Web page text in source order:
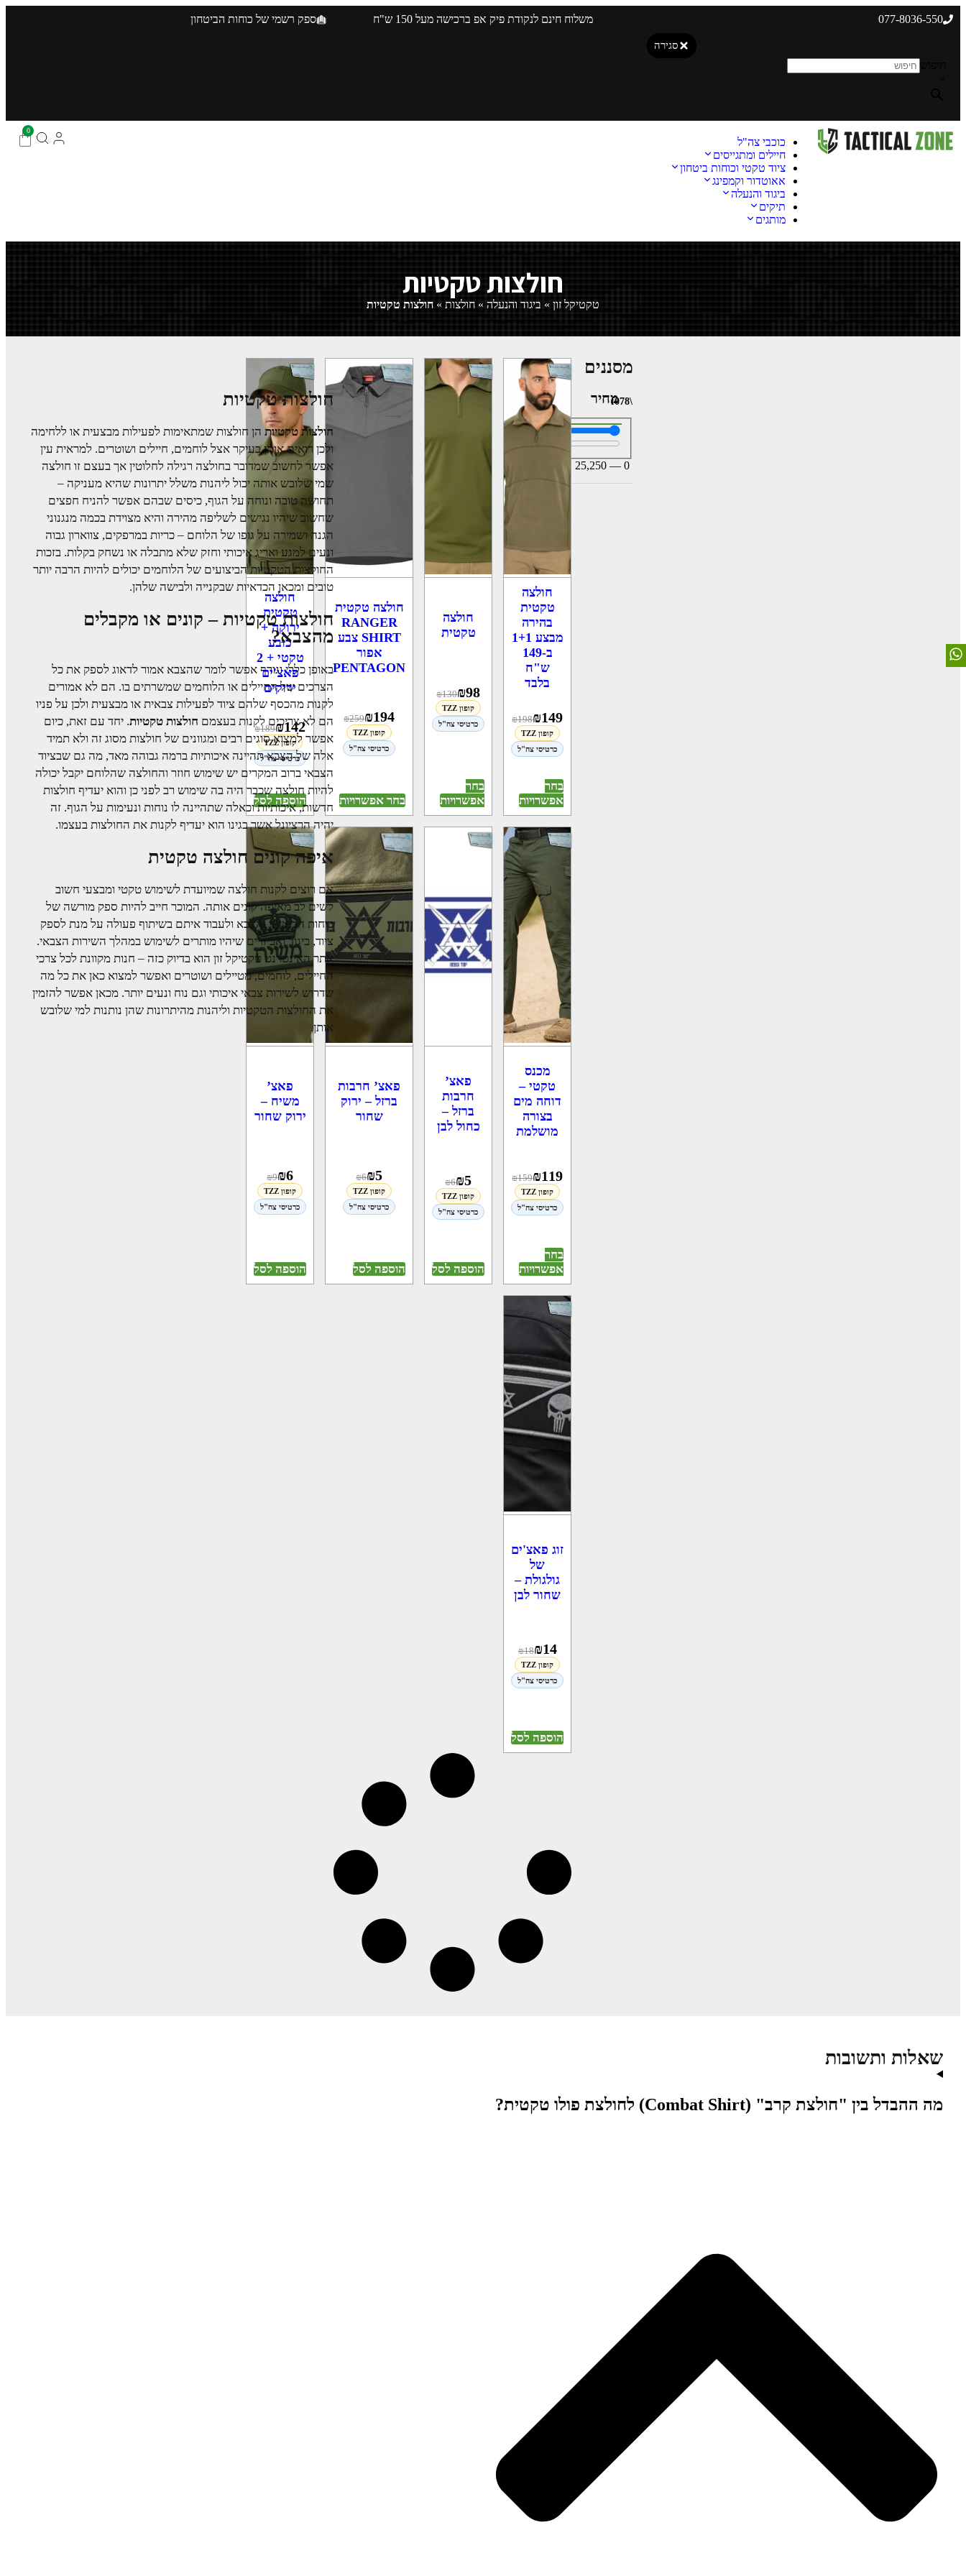
077-8036-550 משלוח חינם לנקודת פיק אפ ברכישה מעל 150 ש"ח ספק רשמי של כוחות הביטחון
סגירה
כוכבי צה"ל
חיילים ומתגייסים
ציוד טקטי וכוחות ביטחון
אאוטדור וקמפינג
ביגוד והנעלה
תיקים
מותגים
0
חולצות טקטיות
טקטיקל זון » ביגוד והנעלה » חולצות » חולצות טקטיות
מסננים
מחיר
0
—
25,250
חולצה
טקטית
בהירה
מבצע 1+1
ב-149
ש"ח
בלבד
₪149
₪198
קופון TZZ
כרטיסי צה"ל
בחר
אפשרויות
חולצה
טקטית
₪98
₪130
קופון TZZ
כרטיסי צה"ל
בחר
אפשרויות
חולצה טקטית
RANGER
SHIRT צבע
אפור
PENTAGON
₪194
₪259
קופון TZZ
כרטיסי צה"ל
בחר אפשרויות
חולצה
טקטית
ירוקה +
כובע
טקטי + 2
פאצ'ים
ירוקים
₪142
₪189
קופון TZZ
כרטיסי צה"ל
הוספה לסל
מכנס
טקטי –
דוחה מים
בצורה
מושלמת
₪119
₪159
קופון TZZ
כרטיסי צה"ל
בחר
אפשרויות
פאצ’
חרבות
ברזל –
כחול לבן
₪5
₪6
קופון TZZ
כרטיסי צה"ל
הוספה לסל
פאצ’ חרבות
ברזל – ירוק
שחור
₪5
₪6
קופון TZZ
כרטיסי צה"ל
הוספה לסל
פאצ’
משיח –
ירוק שחור
₪6
₪9
קופון TZZ
כרטיסי צה"ל
הוספה לסל
זוג פאצ'ים
של
גולגולת –
שחור לבן
₪14
₪18
קופון TZZ
כרטיסי צה"ל
הוספה לסל
חולצות טקטיות
חולצות טקטיות הן חולצות שמתאימות לפעילות מבצעית או ללחימה
ולכן רואים אותן בעיקר אצל לוחמים, חיילים ושוטרים. למראית עין
אפשר לחשוב שמדובר בחולצה רגילה לחלוטין אך בעצם זו חולצה
שמי שלובש אותה יכול ליהנות משלל יתרונות שהיא מעניקה –
תחושה טובה ונוחה על הגוף, כיסים שבהם אפשר להניח חפצים
שחשוב שיהיו נגישים לשליפה מהירה והיא מצוידת בכמה מנגנוני
הגנה ושמירה על גופו של הלוחם – כריות במרפקים, צווארון גבוה
ונעים למגע ואריג איכותי וחזק שלא מתבלה או נשחק בקלות. בזכות
החולצות הטקטיות הביצועים של הלוחמים יכולים להיות הרבה יותר
טובים ומכאן הכדאיות שבקנייה ולבישה שלהן.
חולצות טקטיות – קונים או מקבלים
מהצבא?
באופן כללי וגורף אפשר לומר שהצבא אמור לדאוג לספק את כל
הצרכים של החיילים או הלוחמים שמשרתים בו. הם לא אמורים
לקנות מהכסף שלהם ציוד לפעילות צבאית או מבצעית ולכן על פניו
הם לא צריכים לקנות בעצמם חולצות טקטיות. יחד עם זאת, כיום
אפשר למצוא סוגים רבים ומגוונים של חולצות מסוג זה ולא תמיד
אלה של הצבא תהיינה איכותיות ברמה גבוהה מאד, מה גם שבציוד
הצבאי ברוב המקרים יש שימוש חוזר והחולצה שהלוחם יקבל יכולה
להיות חולצה שכבר היה בה שימוש רב לפני כן והוא יעדיף חולצות
חדשות, איכותיות וכאלה שתהיינה לו נוחות ונעימות על הגוף. זה
יהיה הרציונל אשר בגינו הוא יעדיף לקנות את החולצות בעצמו.
איפה קונים חולצה טקטית
אם רוצים לקנות חולצה שמיועדת לשימוש טקטי ומבצעי חשוב
לשים לב מאיפה קונים אותה. המוכר חייב להיות ספק מורשה של
כוחות הביטחון והצבא ולעבוד איתם בשיתוף פעולה על מנת לספק
ציוד, ביגוד ואביזרים שיהיו מותרים לשימוש במהלך השירות הצבאי.
אתר האינטרנט טקטיקל זון הוא בדיוק כזה – חנות מקוונת לכל צרכי
החיילים, לוחמים, מטיילים ושוטרים ואפשר למצוא כאן את כל מה
שדרוש לשירות צבאי איכותי וגם נוח ונעים יותר. מכאן אפשר להזמין
את החולצות הטקטיות וליהנות מהיתרונות שהן נותנות למי שלובש
אותן.
שאלות ותשובות
מה ההבדל בין "חולצת קרב" (Combat Shirt) לחולצת פולו טקטית?